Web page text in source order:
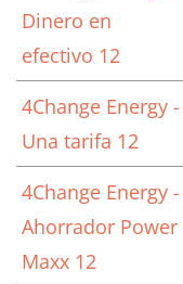
Dinero en
efectivo 12
4Change Energy -
Una tarifa 12
4Change Energy -
Ahorrador Power
Maxx 12